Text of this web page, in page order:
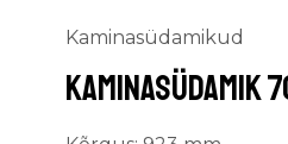
Kaminasüdamikud
Kaminasüdamik